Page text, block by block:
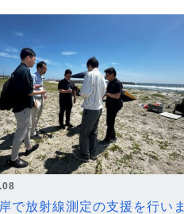
で放射線測定の支援を行いま